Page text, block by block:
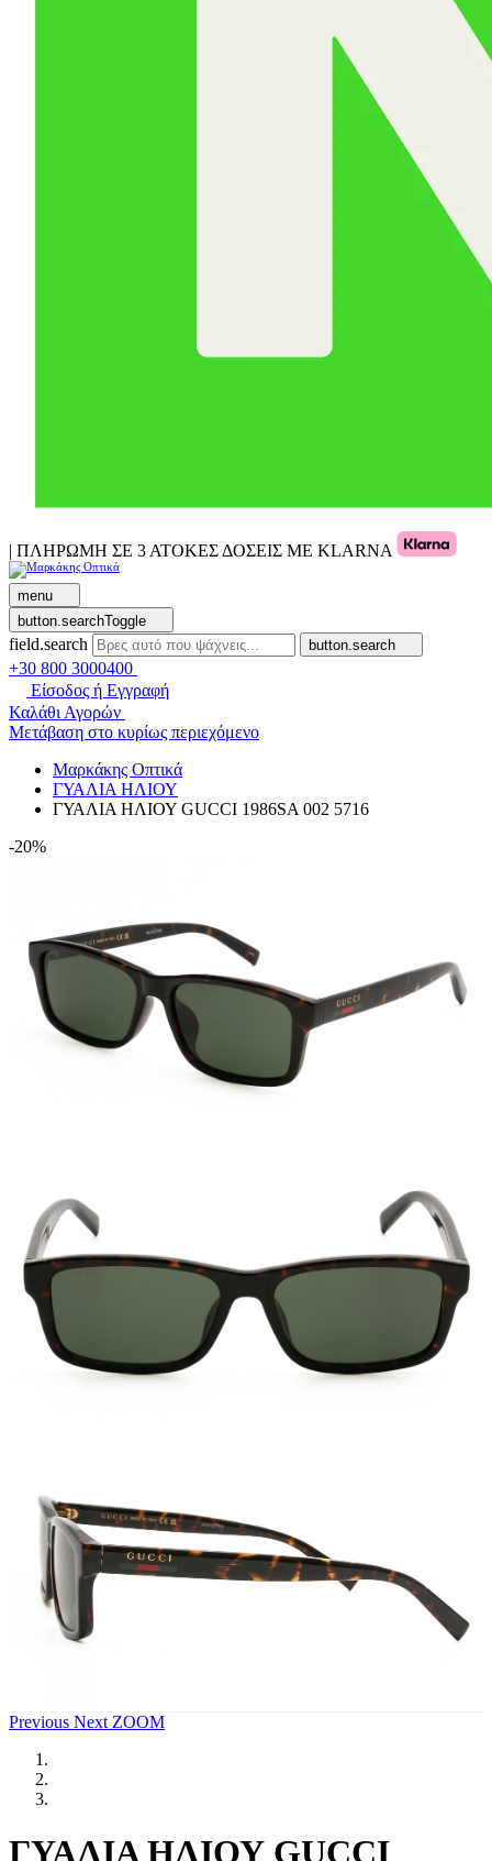
| ΠΛΗΡΩΜΗ ΣΕ 3 ΑΤΟΚΕΣ ΔΟΣΕΙΣ ΜΕ KLARNA
menu
button.searchToggle
field.search button.search
+30 800 3000400
Είσοδος ή Εγγραφή
Καλάθι Αγορών
Μετάβαση στο κυρίως περιεχόμενο
Μαρκάκης Οπτικά
ΓΥΑΛΙΑ ΗΛΙΟΥ
ΓΥΑΛΙΑ ΗΛΙΟΥ GUCCI 1986SA 002 5716
-20%
Previous Next ZOOM
ΓΥΑΛΙΑ ΗΛΙΟΥ GUCCI